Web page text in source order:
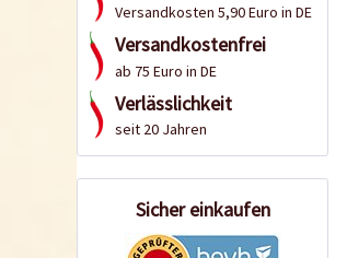
Versandkosten 5,90 Euro in DE
Versandkostenfrei
ab 75 Euro in DE
Verlässlichkeit
seit 20 Jahren
Sicher einkaufen